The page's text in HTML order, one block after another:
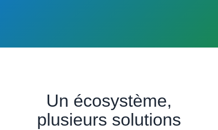
Un écosystème,
plusieurs solutions